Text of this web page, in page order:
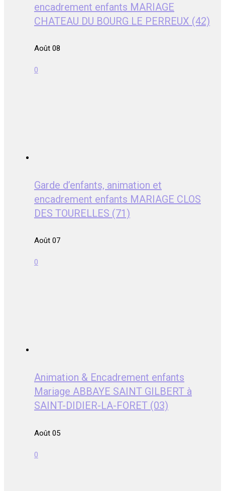
encadrement enfants MARIAGE
CHATEAU DU BOURG LE PERREUX (42)
Août 08
0
Garde d’enfants, animation et
encadrement enfants MARIAGE CLOS
DES TOURELLES (71)
Août 07
0
Animation & Encadrement enfants
Mariage ABBAYE SAINT GILBERT à
SAINT-DIDIER-LA-FORET (03)
Août 05
0